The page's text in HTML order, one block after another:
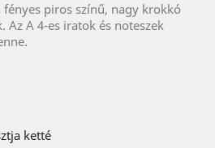
piros színű, nagy krokkó
Az A 4-es iratok és noteszek
ketté